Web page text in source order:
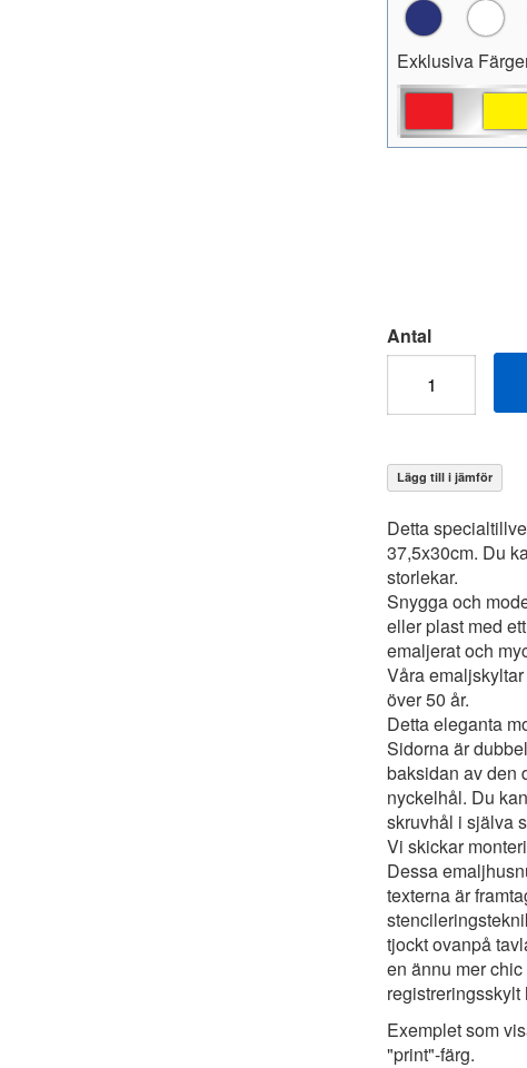
Exklusiva
Antal
Lägg till i jämför
Detta
37,5x30cm. Du
storlekar.
Snygga och
eller plast med
emaljerat och
Våra
över 50 år.
Detta eleganta
Sidorna är
baksidan av den
nyckelhål. Du
skruvhål i själva
Vi skickar
Dessa
texterna är
tjockt ovanpå
en ännu mer
Exemplet som
"print"-färg.